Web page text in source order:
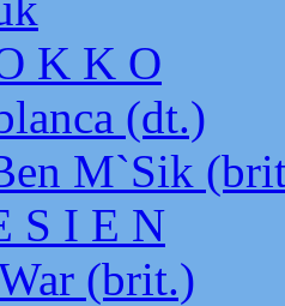
K K O
(dt.)
M`Sik
S I E N
(brit.)